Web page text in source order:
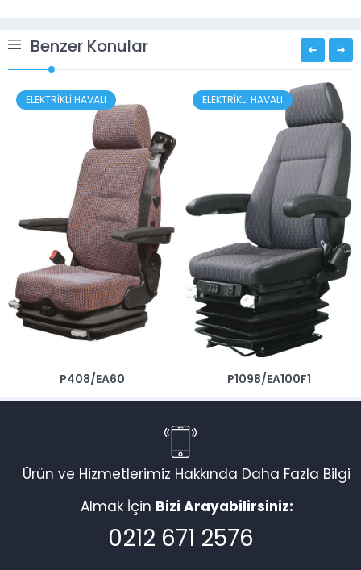
Benzer Konular
ELEKTRİKLİ HAVALI
P408/EA60
ELEKTRİKLİ HAVALI
P1098/EA100F1
Ürün ve Hizmetlerimiz Hakkında Daha Fazla Bilgi
Almak İçin Bizi Arayabilirsiniz:
0212 671 2576